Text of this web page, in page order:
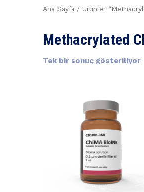
Ana Sayfa / Ürünler
Methacrylated
Tek bir sonuç gösteriliyor